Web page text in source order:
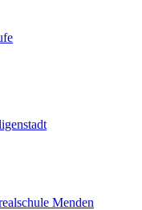
Menden